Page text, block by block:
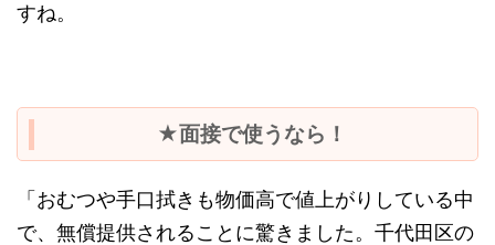
すね。
★面接で使うなら！
「おむつや手口拭きも物価高で値上がりしている中
で、無償提供されることに驚きました。千代田区の